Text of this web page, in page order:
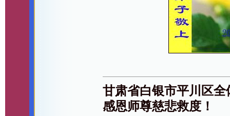
甘肃省白银市平川区
感恩师尊慈悲救度！